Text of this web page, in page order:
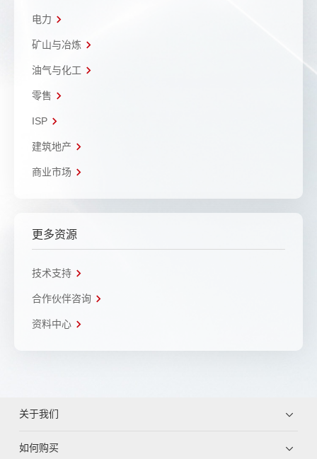
电力
矿山与冶炼
油气与化工
零售
ISP
建筑地产
商业市场
更多资源
技术支持
合作伙伴咨询
资料中心
关于我们
如何购买